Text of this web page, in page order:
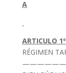
A
ARTICULO
RÉGIMEN
——————-